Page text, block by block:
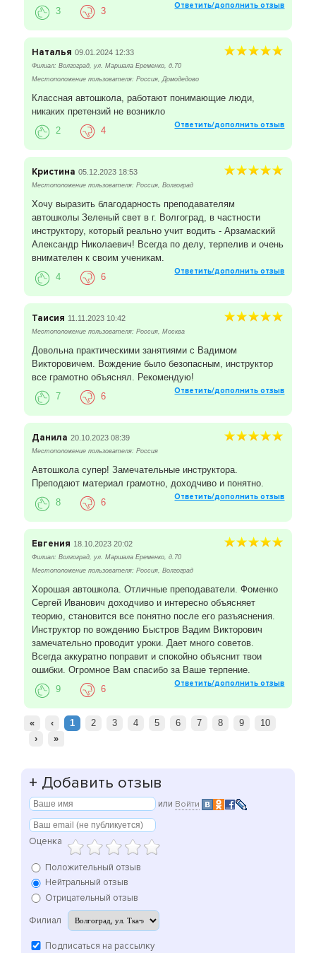
Ответить/дополнить отзыв
3 3
Наталья 09.01.2024 12:33
Филиал: Волгоград, ул. Маршала Еременко, д.70
Местоположение пользователя: Россия, Домодедово
Классная автошкола, работают понимающие люди,
никаких претензий не возникло
Ответить/дополнить отзыв
2 4
Кристина 05.12.2023 18:53
Местоположение пользователя: Россия, Волгоград
Хочу выразить благодарность преподавателям
автошколы Зеленый свет в г. Волгоград, в частности
инструктору, который реально учит водить - Арзамаский
Александр Николаевич! Всегда по делу, терпелив и очень
внимателен к своим ученикам.
Ответить/дополнить отзыв
4 6
Таисия 11.11.2023 10:42
Местоположение пользователя: Россия, Москва
Довольна практическими занятиями с Вадимом
Викторовичем. Вождение было безопасным, инструктор
все грамотно объяснял. Рекомендую!
Ответить/дополнить отзыв
7 6
Данила 20.10.2023 08:39
Местоположение пользователя: Россия
Автошкола супер! Замечательные инструктора.
Преподают материал грамотно, доходчиво и понятно.
Ответить/дополнить отзыв
8 6
Евгения 18.10.2023 20:02
Филиал: Волгоград, ул. Маршала Еременко, д.70
Местоположение пользователя: Россия, Волгоград
Хорошая автошкола. Отличные преподаватели. Фоменко
Сергей Иванович доходчиво и интересно объясняет
теорию, становится все понятно после его разъяснения.
Инструктор по вождению Быстров Вадим Викторович
замечательно проводит уроки. Дает много советов.
Всегда аккуратно поправит и спокойно объяснит твои
ошибки. Огромное Вам спасибо за Ваше терпение.
Ответить/дополнить отзыв
9 6
« ‹ 1 2 3 4 5 6 7 8 9
10
›
»
+ Добавить отзыв
или Войти
Оценка
Положительный отзыв
Нейтральный отзыв
Отрицательный отзыв
Филиал
Подписаться на рассылку